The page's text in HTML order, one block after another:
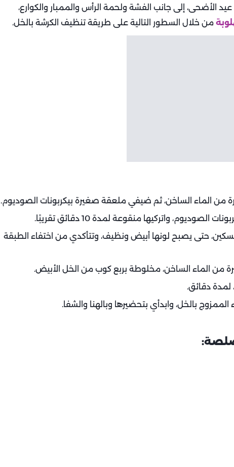
الأضحى، إلى جانب الفشة ولحمة الرأس والممبار والكوارع،
من خلال السطور التالية على طريقة تنظيف الكرشة بالخل.
من الماء الساخن، ثم ضيفي ملعقة صغيرة بيكربونات الصوديوم.
واتركيها منقوعة لمدة 10 دقائق تقريبًا.
حتى يصبح لونها أبيض ونظيف، وتتأكدي من اختفاء الطبقة
من الماء الساخن، مخلوطة بربع كوب من الخل الأبيض.
لمدة دقائق.
بالخل، وابدأي بتحضيرها وبالهنا والشفا.